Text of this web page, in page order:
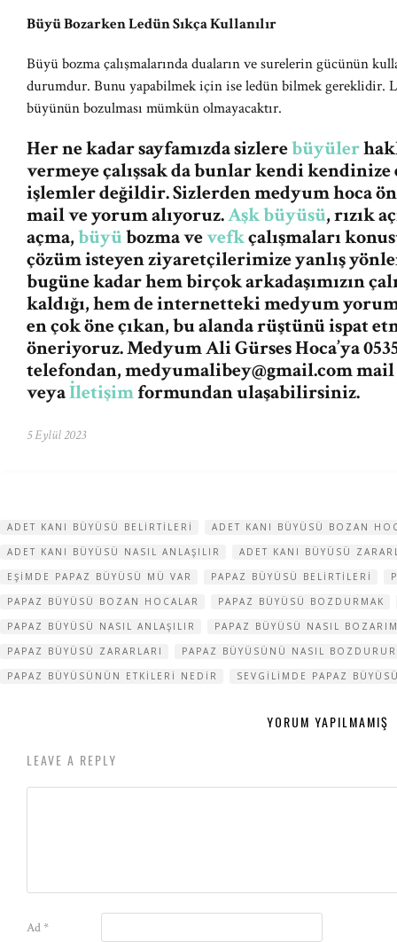
Büyü Bozarken Ledün Sıkça Kullanılır
Büyü bozma çalışmalarında duaların ve surelerin gücünün
durumdur. Bunu yapabilmek için ise ledün bilmek gereklidir.
büyünün bozulması mümkün olmayacaktır.
Her ne kadar sayfamızda sizlerebüyüler
vermeye çalışsak da bunlar kendi
işlemler değildir. Sizlerden medyum hoca
mail ve yorum alıyoruz.Aşk büyüsü, rızık
açma,büyübozma vevefkçalışmaları
çözüm isteyen ziyaretçilerimize yanlış
bugüne kadar hem birçok arkadaşımızın
kaldığı, hem de internetteki medyum
en çok öne çıkan, bu alanda rüştünü ispat
öneriyoruz. Medyum Ali Gürses Hoca’ya
telefondan,medyumalibey@gmail.commail
veyaİletişimformundan ulaşabilirsiniz.
5 Eylül 2023
ADET KANI BÜYÜSÜ BELIRTILERI
ADET KANI BÜYÜSÜ BOZAN
ADET KANI BÜYÜSÜ NASIL ANLAŞILIR
ADET KANI BÜYÜSÜ
EŞIMDE PAPAZ BÜYÜSÜ MÜ VAR
PAPAZ BÜYÜSÜ BELIRTILERI
PAPAZ BÜYÜSÜ BOZAN HOCALAR
PAPAZ BÜYÜSÜ BOZDURMAK
PAPAZ BÜYÜSÜ NASIL ANLAŞILIR
PAPAZ BÜYÜSÜ NASIL
PAPAZ BÜYÜSÜ ZARARLARI
PAPAZ BÜYÜSÜNÜ NASIL
PAPAZ BÜYÜSÜNÜN ETKILERI NEDIR
SEVGILIMDE PAPAZ
YORUM YAPILMAMIŞ
LEAVE A REPLY
Ad*